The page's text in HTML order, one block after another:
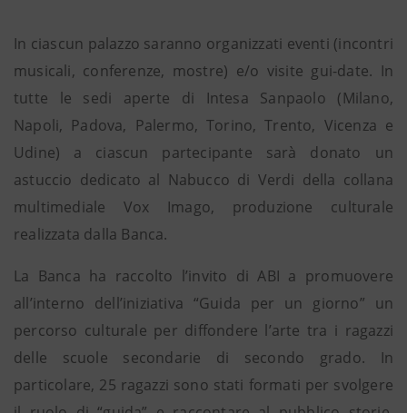
In ciascun palazzo saranno organizzati eventi (incontri
musicali, conferenze, mostre) e/o visite gui-date. In
tutte le sedi aperte di Intesa Sanpaolo (Milano,
Napoli, Padova, Palermo, Torino, Trento, Vicenza e
Udine) a ciascun partecipante sarà donato un
astuccio dedicato al Nabucco di Verdi della collana
multimediale Vox Imago, produzione culturale
realizzata dalla Banca.
La Banca ha raccolto l’invito di ABI a promuovere
all’interno dell’iniziativa “Guida per un giorno” un
percorso culturale per diffondere l’arte tra i ragazzi
delle scuole secondarie di secondo grado. In
particolare, 25 ragazzi sono stati formati per svolgere